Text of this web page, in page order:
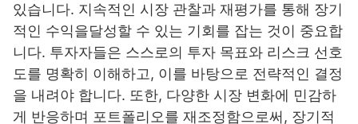
있습니다. 지속적인 시장 관찰과 재평가를 통해 장기
적인 수익을달성할 수 있는 기회를 잡는 것이 중요합
니다. 투자자들은 스스로의 투자 목표와 리스크 선호
도를 명확히 이해하고, 이를 바탕으로 전략적인 결정
을 내려야 합니다. 또한, 다양한 시장 변화에 민감하
게 반응하며 포트폴리오를 재조정함으로써, 장기적